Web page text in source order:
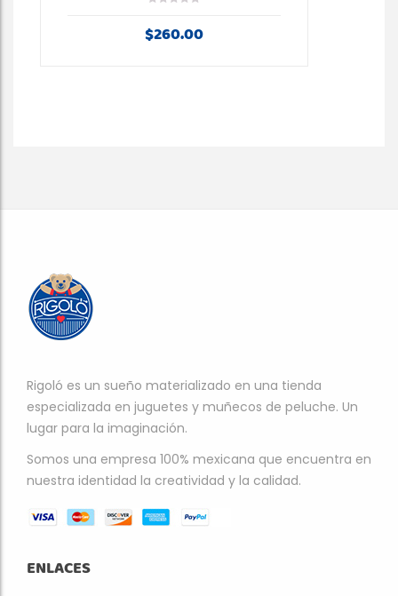
$260.00
Rigoló es un sueño materializado en una tienda
especializada en juguetes y muñecos de peluche. Un
lugar para la imaginación.
Somos una empresa 100% mexicana que encuentra en
nuestra identidad la creatividad y la calidad.
ENLACES